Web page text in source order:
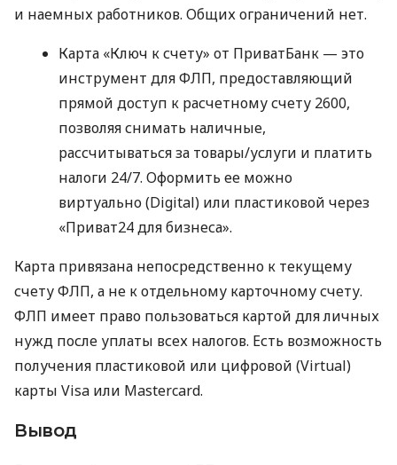
и наемных работников. Общих ограничений нет.
Карта «Ключ к счету» от ПриватБанк — это
инструмент для ФЛП, предоставляющий
прямой доступ к расчетному счету 2600,
позволяя снимать наличные,
рассчитываться за товары/услуги и платить
налоги 24/7. Оформить ее можно
виртуально (Digital) или пластиковой через
«Приват24 для бизнеса».
Карта привязана непосредственно к текущему
счету ФЛП, а не к отдельному карточному счету.
ФЛП имеет право пользоваться картой для личных
нужд после уплаты всех налогов. Есть возможность
получения пластиковой или цифровой (Virtual)
карты Visa или Mastercard.
Вывод